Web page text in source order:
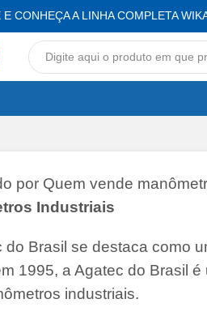
E CONHEÇA A LINHA COMPLETA
por Quem vende
Industriais
do Brasil se destaca como
1995, a Agatec do Brasil
industriais.